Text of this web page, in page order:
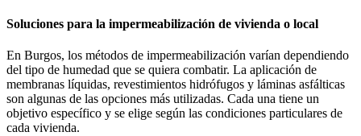
Soluciones para la impermeabilización de vivienda o local
En Burgos, los métodos de impermeabilización varían dependiendo
del tipo de humedad que se quiera combatir. La aplicación de
membranas líquidas, revestimientos hidrófugos y láminas asfálticas
son algunas de las opciones más utilizadas. Cada una tiene un
objetivo específico y se elige según las condiciones particulares de
cada vivienda.